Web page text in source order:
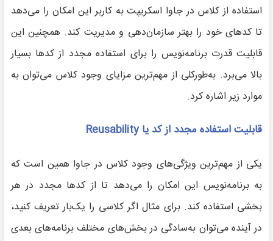
استفاده از کلاس در جاوا اسکریپت به کاربر این امکان را می‌دهد
تا کدهای خود را بهتر سازمان‌دهی و مدیریت کند. همچنین این
قابلیت قدرت برنامه‌نویس را برای استفاده مجدد از کدها بسیار
بالا می‌برد. به‌طورکلی از مهم‌ترین مزایای وجود کلاس می‌توان به
موارد زیر اشاره کرد.
قابلیت استفاده مجدد از کد یاReusability
یکی از مهم‌ترین ویژگی‌های وجود کلاس در جاوا همین است که
به برنامه‌نویس این امکان را می‌دهد تا از کدها مجدد در هر
بخشی استفاده کند. برای مثال اگر کلاسی را یک‌بار تعریف کنید،
در آینده می‌توان به‌سادگی در بخش‌های مختلف برنامه‌های بعدی